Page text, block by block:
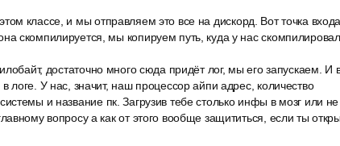
классе, и мы отправляем это все на дискорд. Вот точка
скомпилируется, мы копируем путь, куда у нас
достаточно много сюда придёт лог, мы его запускаем. И
У нас, значит, наш процессор айпи адрес, количество
и название пк. Загрузив тебе столько инфы в мозг или не
вопросу а как от этого вообще защититься, если ты